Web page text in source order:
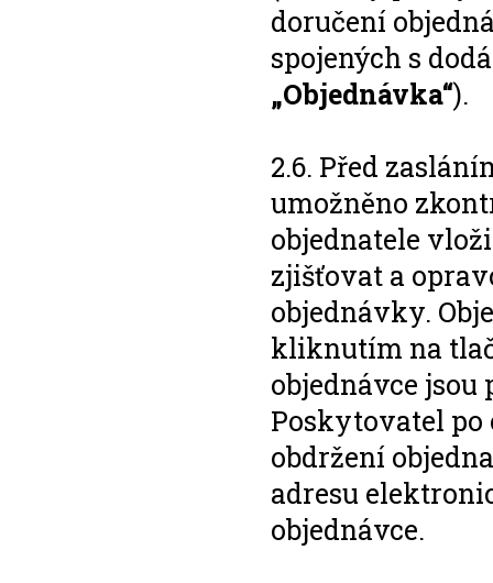
doručení
spojených s
„Objednávka“).
2.6. Před
umožněno
objednatele
zjišťovat a
objednávky.
kliknutím na
objednávce
Poskytovatel
obdržení
adresu
objednávce.